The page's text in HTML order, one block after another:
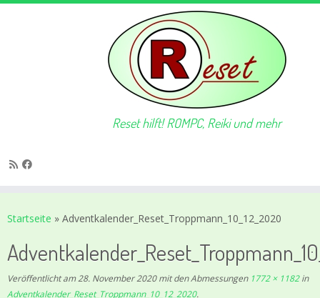
Inhalt
Reset hilft! ROMPC, Reiki und mehr
Startseite » Adventkalender_Reset_Troppmann_10_12_2020
Veröffentlicht am28. November 2020mit den Abmessungen1772 × 1182in
Adventkalender_Reset_Troppmann_10_12_2020.